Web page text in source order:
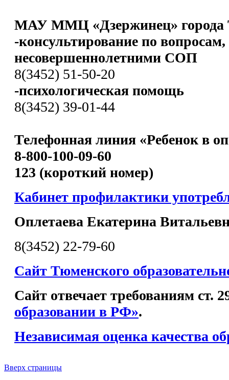
МАУ ММЦ «Дзержинец» города
-консультирование по
несовершеннолетними СОП
8(3452) 51-50-20
-психологическая помощь
8(3452) 39-01-44
Телефонная линия «Ребенок в
8-800-100-09-60
123 (короткий номер)
Кабинет профилактики
Оплетаева Екатерина
8(3452) 22-79-60
Сайт Тюменского
Сайт отвечает требованиям ст.
образовании в РФ».
Независимая оценка качества
Вверх страницы